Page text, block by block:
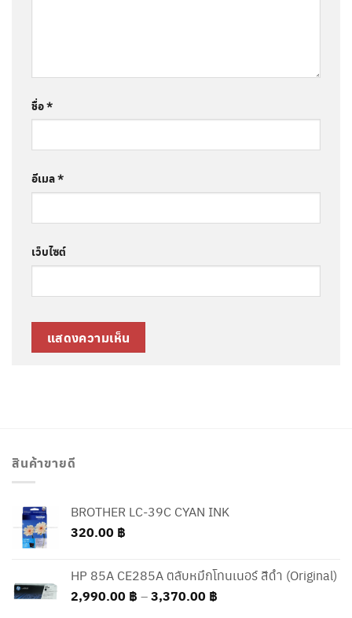
ชื่อ*
อีเมล*
เว็บไซต์
สินค้าขายดี
BROTHER LC-39C CYAN INK
320.00 ฿
HP 85A CE285A ตลับหมึกโทนเนอร์ สีดำ (Original)
2,990.00 ฿ –3,370.00 ฿